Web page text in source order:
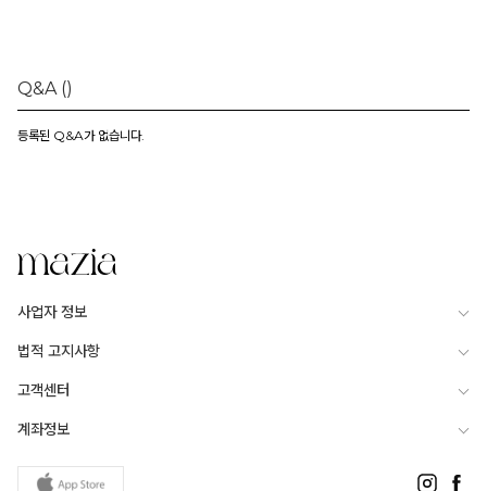
Q&A ()
등록된 Q&A가 없습니다.
사업자 정보
법적 고지사항
고객센터
계좌정보